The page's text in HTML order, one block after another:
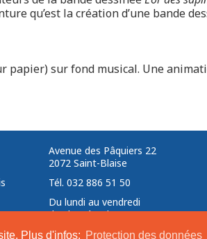
Plus d'infos: Protection des données
qu’est la création d’une bande
papier) sur fond musical. Une
Avenue des Pâquiers 22 ­ ­
2072 Saint-Blaise ­ ­ ­
Tél. 032 886 51 50
Du lundi au vendredi
de 9h00 à 12h00